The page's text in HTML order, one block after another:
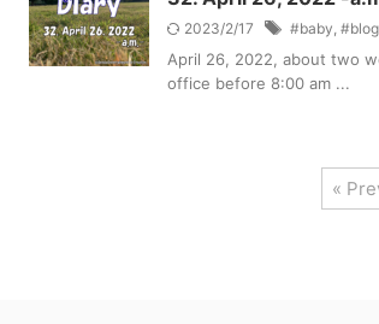
2023/2/17 #baby, #blog
April 26, 2022, about two
office before 8:00 am ...
«